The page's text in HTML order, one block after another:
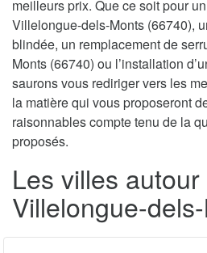
meilleurs prix. Que ce soit pour
Villelongue-dels-Monts (66740),
blindée, un remplacement de
Monts (66740) ou l’installation
saurons vous rediriger vers les
la matière qui vous proposeront
raisonnables compte tenu de la
proposés.
Les villes autour
Villelongue-